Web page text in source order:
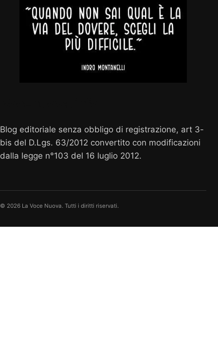
Blog editoriale senza obbligo di registrazione, art 3-
bis del D.Lgs. 63/2012 convertito con modificazioni
dalla legge n°103 del 16 luglio 2012.
© 2026 La Voce Nuova. Tutti i diritti riservati.